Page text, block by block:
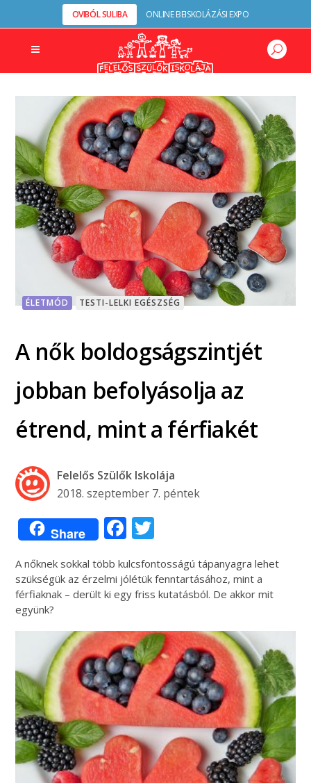
OVIBÓL SULIBA ONLINE BEISKOLÁZÁSI EXPO
ÉLETMÓD TESTI-LELKI EGÉSZSÉG
A nők boldogságszintjét
jobban befolyásolja az
étrend, mint a férfiakét
Felelős Szülők Iskolája
2018. szeptember 7. péntek
Share Facebook
A nőknek sokkal több kulcsfontosságú tápanyagra lehet
szükségük az érzelmi jólétük fenntartásához, mint a
férfiaknak – derült ki egy friss kutatásból. De akkor mit
együnk?